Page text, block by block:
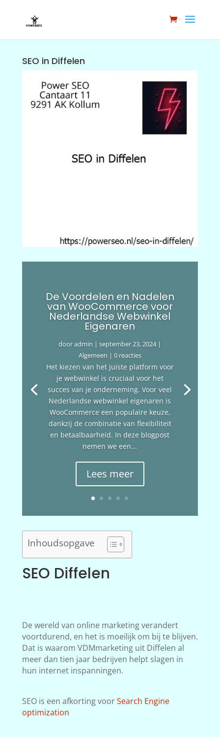
SEO in Diffelen
De Voordelen en Nadelen
van WooCommerce voor
Nederlandse Webwinkel
Eigenaren
dooradmin |september 23, 2024|
Algemeen | 0 reacties
Het kiezen van het juiste platform voor
je webwinkel is cruciaal voor het
succes van je onderneming. Voor veel
Nederlandse webwinkel eigenaren is
WooCommerce een populaire keuze,
dankzij de combinatie van flexibiliteit
en betaalbaarheid. In deze blogpost
nemen we een...
Lees meer
Inhoudsopgave
SEO Diffelen
De wereld van online marketing verandert
voortdurend, en het is moeilijk om bij te blijven.
Dat is waarom VDMmarketing uit Diffelen al
meer dan tien jaar bedrijven helpt slagen in
hun internet inspanningen.
SEO is een afkorting voorSearch Engine
optimization